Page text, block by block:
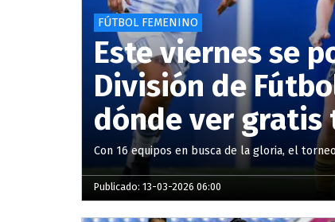
FÚTBOL FEMENINO
Este viernes se
División de
dónde ver
Con 16 equipos en busca de la gloria, el
Publicado: 13-03-2026 06:00